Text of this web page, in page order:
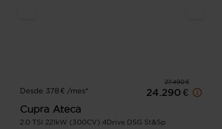
27.490 €
Desde 378 € /mes*
24.290 €
Cupra Ateca
2.0 TSI 221kW (300CV) 4Drive DSG St&Sp